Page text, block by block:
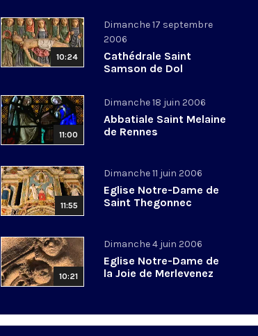
10:24
Dimanche 17 septembre
2006
Cathédrale Saint
Samson de Dol
11:00
Dimanche 18 juin 2006
Abbatiale Saint Melaine
de Rennes
11:55
Dimanche 11 juin 2006
Eglise Notre-Dame de
Saint Thegonnec
10:21
Dimanche 4 juin 2006
Eglise Notre-Dame de
la Joie de Merlevenez